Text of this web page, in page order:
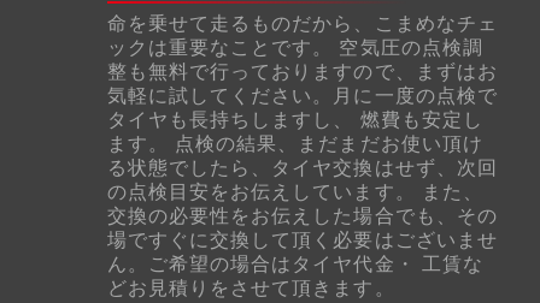
命を乗せて走るものだから、こまめなチェ
ックは重要なことです。 空気圧の点検調
整も無料で行っておりますので、まずはお
気軽に試してください。月に一度の点検で
タイヤも長持ちしますし、 燃費も安定し
ます。 点検の結果、まだまだお使い頂け
る状態でしたら、タイヤ交換はせず、次回
の点検目安をお伝えしています。 また、
交換の必要性をお伝えした場合でも、その
場ですぐに交換して頂く必要はございませ
ん。ご希望の場合はタイヤ代金・ 工賃な
どお見積りをさせて頂きます。